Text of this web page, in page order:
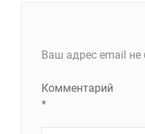
Ваш адрес email не
Комментарий
*